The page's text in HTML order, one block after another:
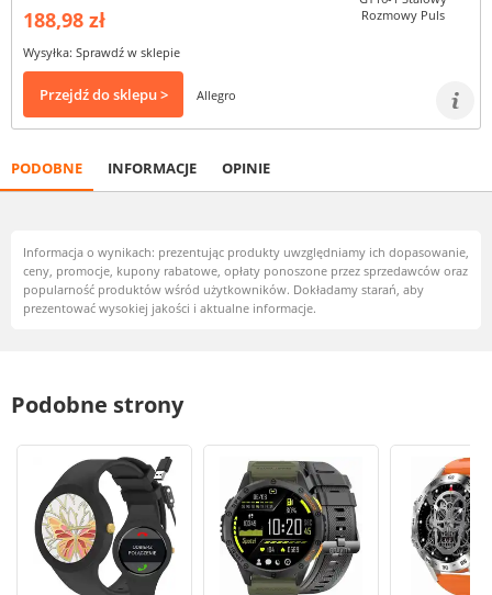
188,98 zł
Wysyłka: Sprawdź w sklepie
Przejdź do sklepu > Allegro
PODOBNE INFORMACJE OPINIE
Informacja o wynikach: prezentując produkty uwzględniamy ich dopasowanie,
ceny, promocje, kupony rabatowe, opłaty ponoszone przez sprzedawców oraz
popularność produktów wśród użytkowników. Dokładamy starań, aby
prezentować wysokiej jakości i aktualne informacje.
Podobne strony